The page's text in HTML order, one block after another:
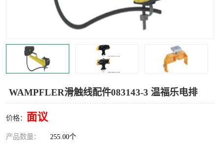
WAMPFLER滑触线配件083143-3 温福乐电排
价格： 面议
产品数量： 255.00个
Magnetic制动器 STEARNS制动器
WICHITA Cleveland 张力控制器
Warner Linear